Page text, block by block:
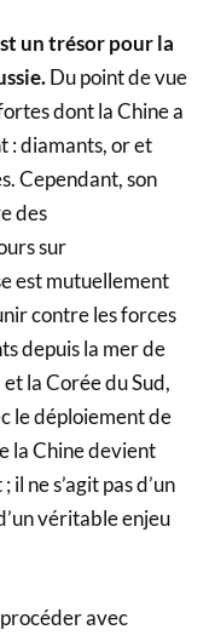
un trésor pour la
Du point de vue
dont la Chine a
: diamants, or et
Cependant, son
des
sur
est mutuellement
contre les forces
depuis la mer de
la Corée du Sud,
le déploiement de
la Chine devient
ne s’agit pas d’un
véritable enjeu
avec